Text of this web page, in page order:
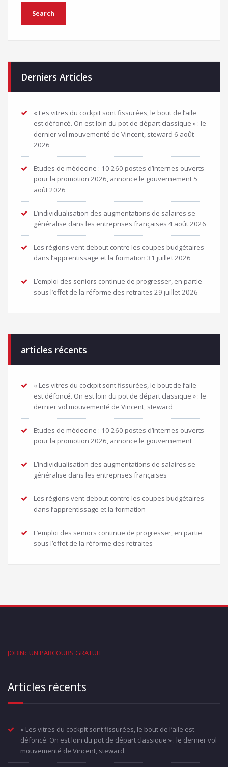
Derniers Articles
« Les vitres du cockpit sont fissurées, le bout de l’aile
est défoncé. On est loin du pot de départ classique » : le
dernier vol mouvementé de Vincent, steward 6 août
2026
Etudes de médecine : 10 260 postes d’internes ouverts
pour la promotion 2026, annonce le gouvernement 5
août 2026
L’individualisation des augmentations de salaires se
généralise dans les entreprises françaises 4 août 2026
Les régions vent debout contre les coupes budgétaires
dans l’apprentissage et la formation 31 juillet 2026
L’emploi des seniors continue de progresser, en partie
sous l’effet de la réforme des retraites 29 juillet 2026
articles récents
« Les vitres du cockpit sont fissurées, le bout de l’aile
est défoncé. On est loin du pot de départ classique » : le
dernier vol mouvementé de Vincent, steward
Etudes de médecine : 10 260 postes d’internes ouverts
pour la promotion 2026, annonce le gouvernement
L’individualisation des augmentations de salaires se
généralise dans les entreprises françaises
Les régions vent debout contre les coupes budgétaires
dans l’apprentissage et la formation
L’emploi des seniors continue de progresser, en partie
sous l’effet de la réforme des retraites
JOBINc UN PARCOURS GRATUIT
Articles récents
« Les vitres du cockpit sont fissurées, le bout de l’aile est
défoncé. On est loin du pot de départ classique » : le dernier vol
mouvementé de Vincent, steward